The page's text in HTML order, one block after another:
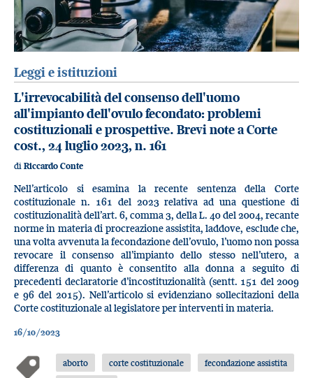
Leggi e istituzioni
L'irrevocabilità del consenso dell'uomo
all'impianto dell'ovulo fecondato: problemi
costituzionali e prospettive. Brevi note a Corte
cost., 24 luglio 2023, n. 161
di Riccardo Conte
Nell’articolo si esamina la recente sentenza della Corte
costituzionale n. 161 del 2023 relativa ad una questione di
costituzionalità dell’art. 6, comma 3, della L. 40 del 2004, recante
norme in materia di procreazione assistita, laddove, esclude che,
una volta avvenuta la fecondazione dell’ovulo, l’uomo non possa
revocare il consenso all’impianto dello stesso nell’utero, a
differenza di quanto è consentito alla donna a seguito di
precedenti declaratorie d’incostituzionalità (sentt. 151 del 2009
e 96 del 2015). Nell’articolo si evidenziano sollecitazioni della
Corte costituzionale al legislatore per interventi in materia.
16/10/2023
aborto corte costituzionale
fecondazione assistita